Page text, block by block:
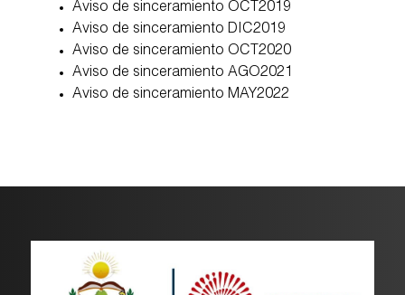
Aviso de sinceramiento OCT2019
Aviso de sinceramiento DIC2019
Aviso de sinceramiento OCT2020
Aviso de sinceramiento AGO2021
Aviso de sinceramiento MAY2022